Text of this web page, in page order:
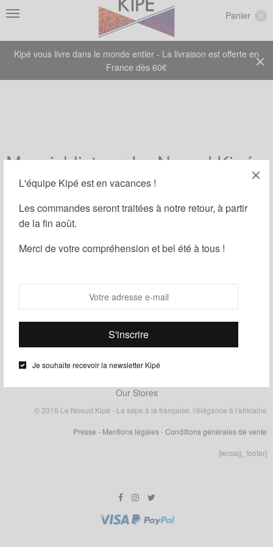
L'équipe Kipé est en vacances !
Les commandes seront traitées à notre retour, à partir
de la fin août.
Merci de votre compréhension et bel été à tous !
Je souhaite recevoir la newsletter Kipé
Kipé vous livre dans le monde entier - La livraison est offerte en
France dès 60€
Panier
Ma wishlist sur Le Noeud Kipé
Our Stores
© 2016 Le Noeud Kipé - La sape à la française, l'élégance à l'africaine
Presse - Mentions légales- Conditions générales de vente
[wcsag_footer]